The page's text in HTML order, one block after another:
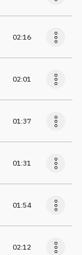
02:16
02:01
01:37
01:31
01:54
02:12